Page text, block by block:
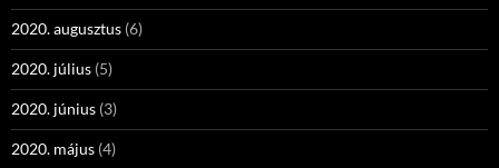
2020. augusztus (6)
2020. július (5)
2020. június (3)
2020. május (4)